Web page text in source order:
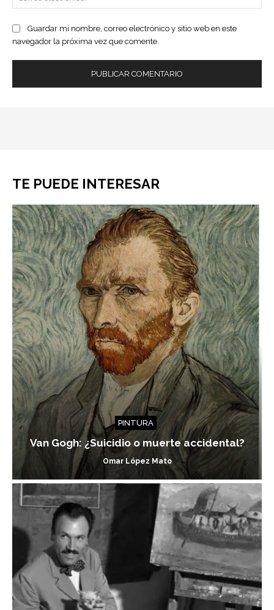
Guardar mi nombre, correo electrónico y sitio web en este
navegador la próxima vez que comente.
TE PUEDE INTERESAR
PINTURA
Van Gogh: ¿Suicidio o muerte accidental?
Omar López Mato